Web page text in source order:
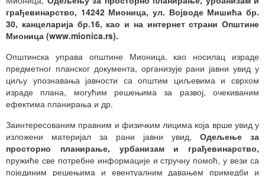
грађевинарство, 14242 Мионица, ул. Војводе Мишића бр.
30, канцеларија бр.16, као и на интернет страни Општине
Мионица (www.mionica.rs).
Општинска управа општине Мионица, као носилац израде
предметног планског документа, организује рани јавни увид у
циљу упознавања јавности са општим циљевима и сврхом
израде плана, могућим решењима за развој, очекиваним
ефектима планирања и др.
Заинтересованим правним и физичким лицима која врше увид у
изложени материјал за рани јавни увид, Одељење за
просторно планирање, урбанизам и грађевинарство,
пружиће све потребне информације и стручну помоћ, у вези са
појединим решењима и евентуалним давањем примедби и